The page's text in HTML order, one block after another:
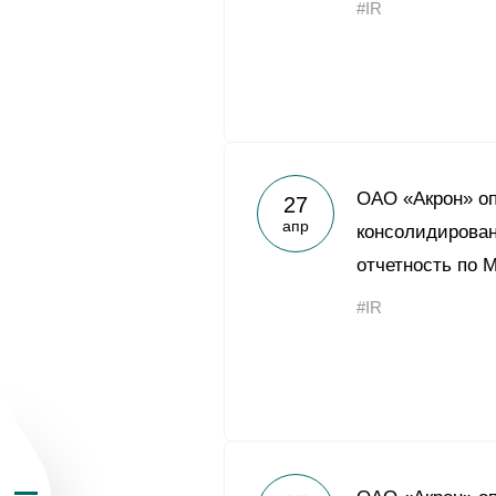
О Группе «Акрон»
География
#IR
27
апр
ОАО «Акрон»
отчетность по
#IR